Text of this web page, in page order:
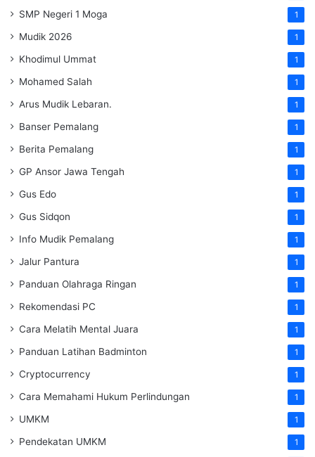
SMP Negeri 1 Moga 1
Mudik 2026 1
Khodimul Ummat 1
Mohamed Salah 1
Arus Mudik Lebaran. 1
Banser Pemalang 1
Berita Pemalang 1
GP Ansor Jawa Tengah 1
Gus Edo 1
Gus Sidqon 1
Info Mudik Pemalang 1
Jalur Pantura 1
Panduan Olahraga Ringan 1
Rekomendasi PC 1
Cara Melatih Mental Juara 1
Panduan Latihan Badminton 1
Cryptocurrency 1
Cara Memahami Hukum Perlindungan 1
UMKM 1
Pendekatan UMKM 1